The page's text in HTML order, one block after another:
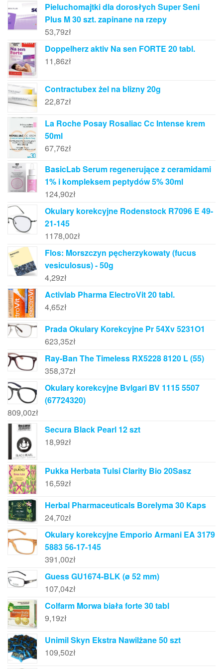
Pieluchomajtki dla dorosłych Super Seni
Plus M 30 szt. zapinane na rzepy
53,79zł
Doppelherz aktiv Na sen FORTE 20 tabl.
11,86zł
Contractubex żel na blizny 20g
22,87zł
La Roche Posay Rosaliac Cc Intense krem
50ml
67,76zł
BasicLab Serum regenerujące z ceramidami
1% i kompleksem peptydów 5% 30ml
124,90zł
Okulary korekcyjne Rodenstock R7096 E 49-
21-145
1178,00zł
Flos: Morszczyn pęcherzykowaty (fucus
vesiculosus) - 50g
4,29zł
Activlab Pharma ElectroVit 20 tabl.
4,65zł
Prada Okulary Korekcyjne Pr 54Xv 5231O1
623,35zł
Ray-Ban The Timeless RX5228 8120 L (55)
358,37zł
Okulary korekcyjne Bvlgari BV 1115 5507
(67724320)
809,00zł
Secura Black Pearl 12 szt
18,99zł
Pukka Herbata Tulsi Clarity Bio 20Sasz
16,59zł
Herbal Pharmaceuticals Borelyma 30 Kaps
24,70zł
Okulary korekcyjne Emporio Armani EA 3179
5883 56-17-145
391,00zł
Guess GU1674-BLK (ø 52 mm)
107,04zł
Colfarm Morwa biała forte 30 tabl
9,19zł
Unimil Skyn Ekstra Nawilżane 50 szt
109,50zł